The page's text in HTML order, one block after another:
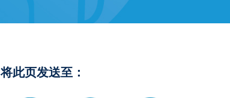
将此页发送至：